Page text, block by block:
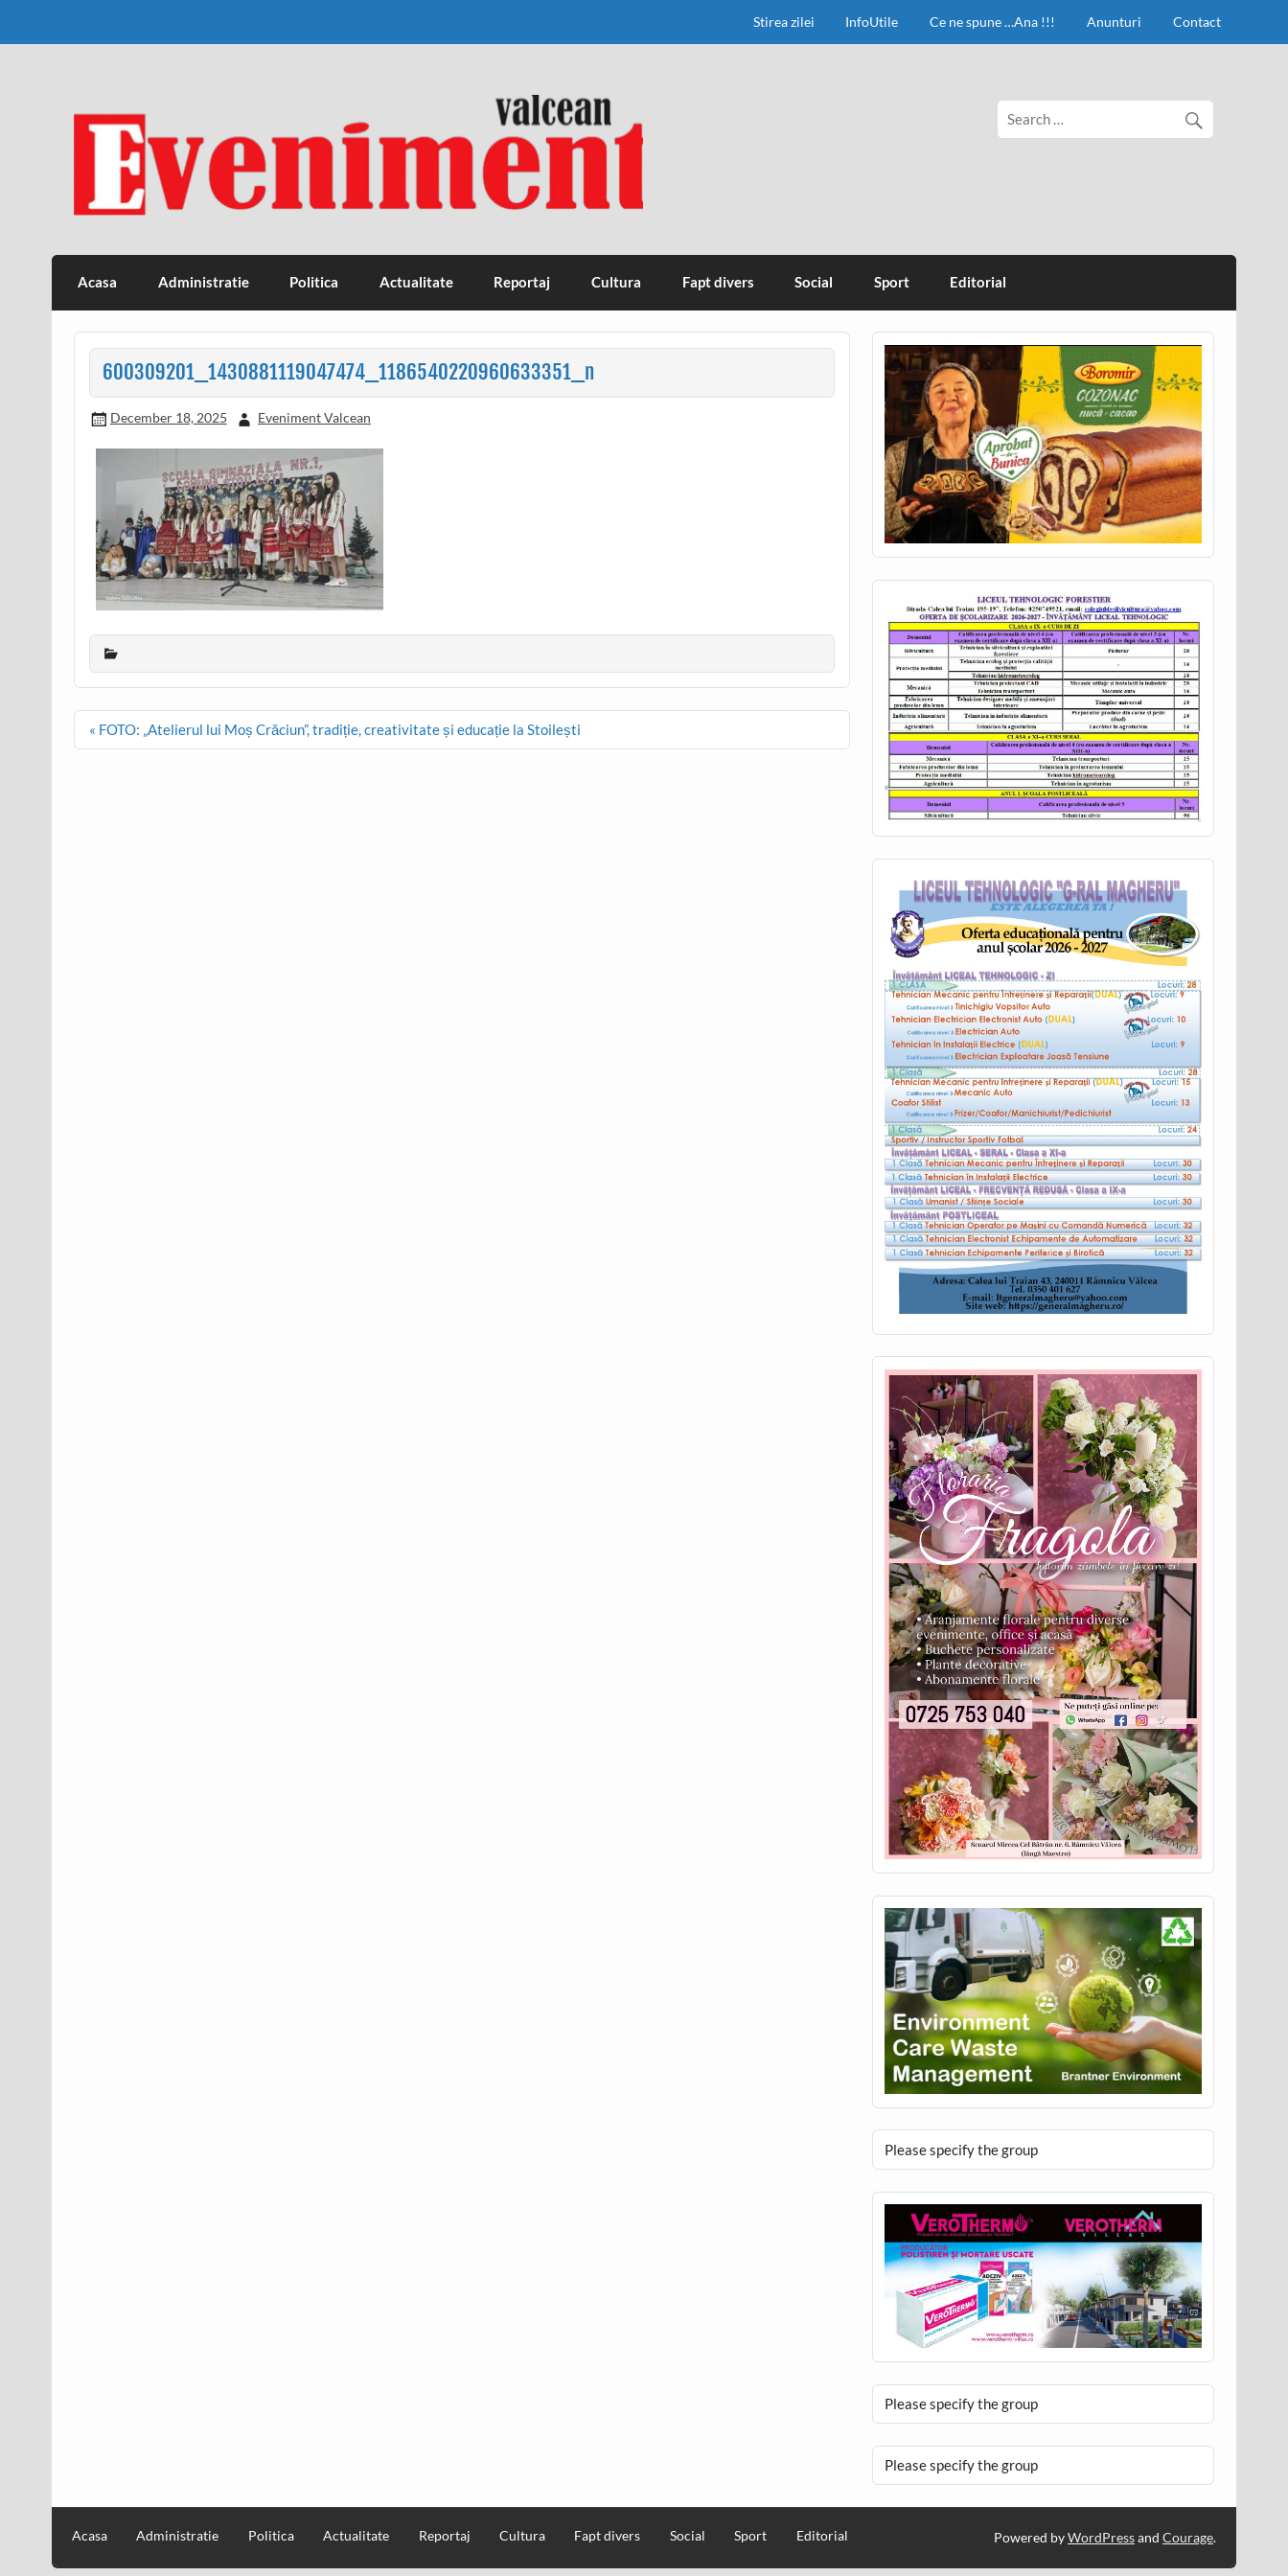
Stirea zilei InfoUtile Ce ne spune …Ana !!! Anunturi Contact
Eveniment Valcean
Acasa Administratie Politica Actualitate Reportaj Cultura Fapt divers Social Sport Editorial
600309201_1430881119047474_1186540220960633351_n
December 18, 2025 Eveniment Valcean
Post
« FOTO: „Atelierul lui Moș Crăciun”, tradiție, creativitate și educație la Stoilești
Please specify the group
Please specify the group
Please specify the group
Acasa Administratie Politica Actualitate Reportaj Cultura Fapt divers Social Sport Editorial Powered byWordPressand Courage.